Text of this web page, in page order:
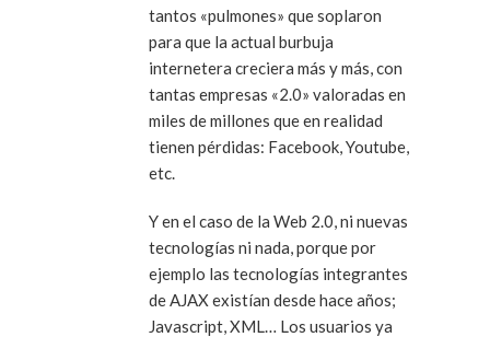
tantos «pulmones» que soplaron
para que la actual burbuja
internetera creciera más y más, con
tantas empresas «2.0» valoradas en
miles de millones que en realidad
tienen pérdidas: Facebook, Youtube,
etc.
Y en el caso de la Web 2.0, ni nuevas
tecnologías ni nada, porque por
ejemplo las tecnologías integrantes
de AJAX existían desde hace años;
Javascript, XML… Los usuarios ya